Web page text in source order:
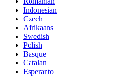
Indonesian
Czech
Afrikaans
Swedish
Polish
Basque
Catalan
Esperanto